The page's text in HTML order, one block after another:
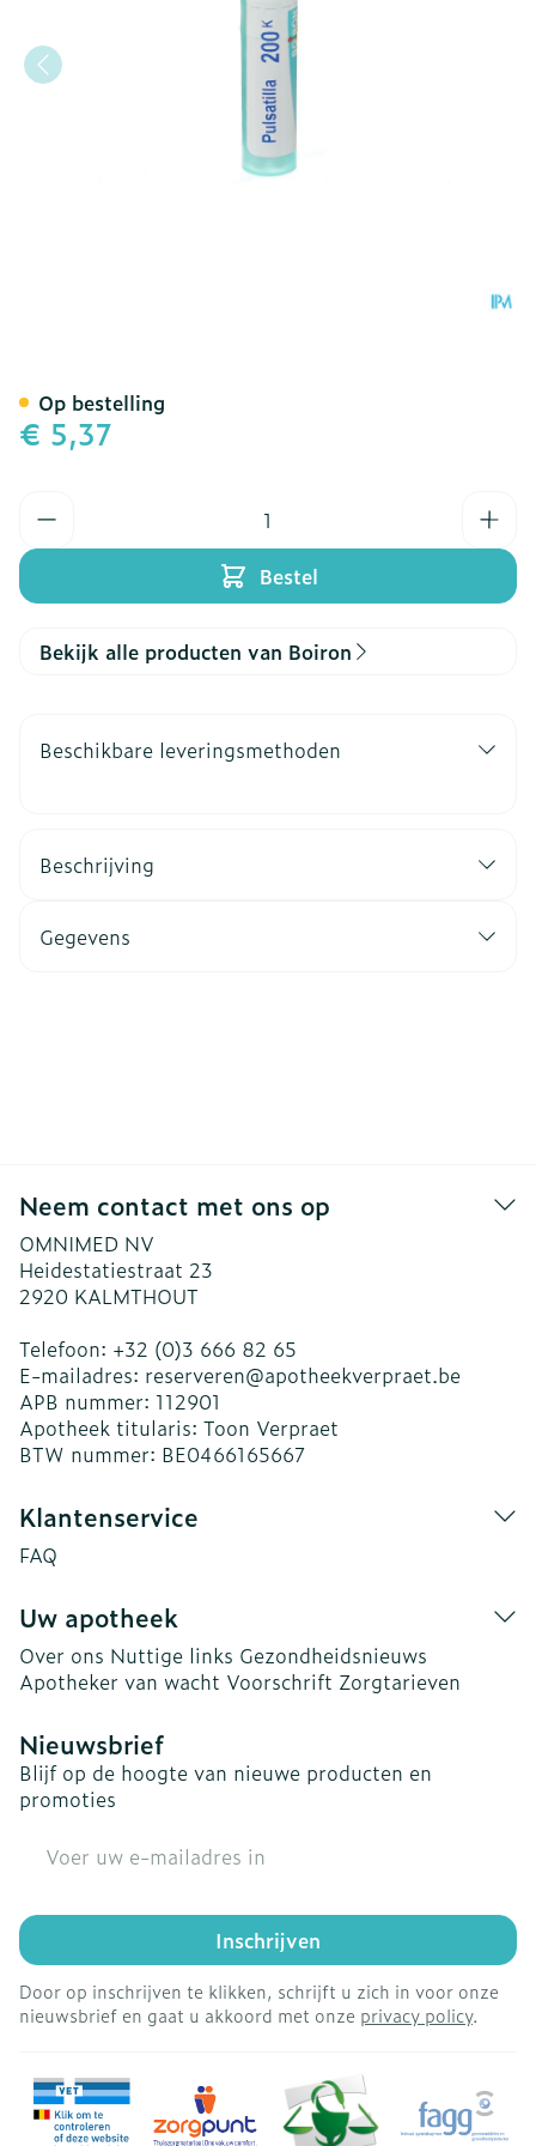
€ 5,37
Bestel
Op bestelling
Bekijk alle producten van Boiron
Beschikbare leveringsmethoden
Beschrijving
Gegevens
Neem contact met ons op
OMNIMED NV
Heidestatiestraat 23
2920 KALMTHOUT
Telefoon: +32 (0)3 666 82 65
E-mailadres: reserveren@apotheekverpraet.be
APB nummer: 112901
Apotheek titularis: Toon Verpraet
BTW nummer: BE0466165667
Klantenservice
FAQ
Uw apotheek
Over ons Nuttige links Gezondheidsnieuws
Apotheker van wacht Voorschrift Zorgtarieven
Nieuwsbrief
Blijf op de hoogte van nieuwe producten en
promoties
Inschrijven
Door op inschrijven te klikken, schrijft u zich in voor onze
nieuwsbrief en gaat u akkoord met onze privacy policy.